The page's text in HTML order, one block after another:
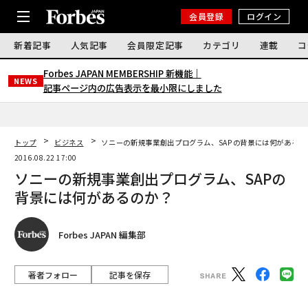
会員登録 ログイン
新着記事 人気記事 会員限定記事 カテゴリ 連載
NEWS
Forbes JAPAN MEMBERSHIP 新機能｜
記事ページ内の広告表示を最小限にしました
トップ ビジネス
ソニーの新規事業創出プログラム、SAPの背景には何があるの
2016.08.22 17:00
ソニーの新規事業創出プログラム、SAPの
背景には何があるのか？
Forbes JAPAN 編集部
著者フォロー 記事を保存